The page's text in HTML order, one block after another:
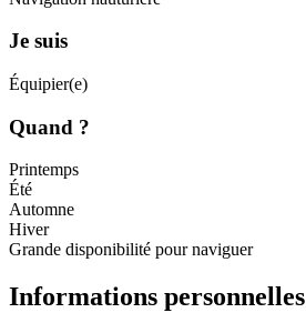
Je suis
Équipier(e)
Quand ?
Printemps
Été
Automne
Hiver
Grande disponibilité pour naviguer
Informations personnelles